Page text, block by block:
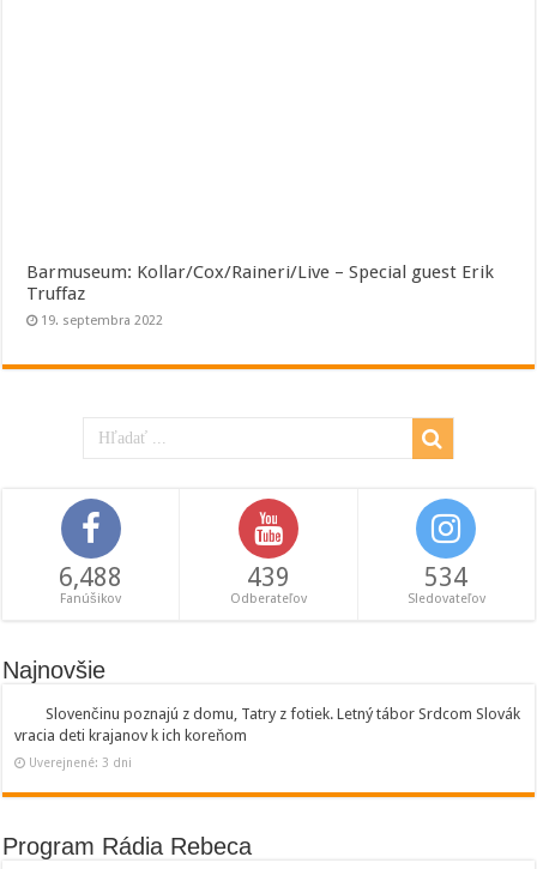
Barmuseum: Kollar/Cox/Raineri/Live – Special guest Erik
Truffaz
19. septembra 2022
6,488
Fanúšikov
439
Odberateľov
534
Sledovateľov
Najnovšie
Slovenčinu poznajú z domu, Tatry z fotiek. Letný tábor Srdcom Slovák
vracia deti krajanov k ich koreňom
Uverejnené: 3 dni
Program Rádia Rebeca